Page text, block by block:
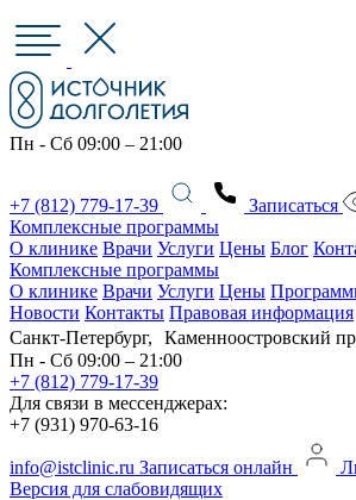
Пн - Сб 09:00 – 21:00
+7 (812) 779-17-39
Записаться
Комплексные программы
О клинике Врачи Услуги Цены Блог
Комплексные программы
О клинике Врачи Услуги Цены
Новости Контакты Правовая информация
Санкт-Петербург, Каменноостровский
Пн - Сб 09:00 – 21:00
+7 (812) 779-17-39
Для связи в мессенджерах:
+7 (931) 970-63-16
info@istclinic.ru Записаться онлайн
Версия для слабовидящих